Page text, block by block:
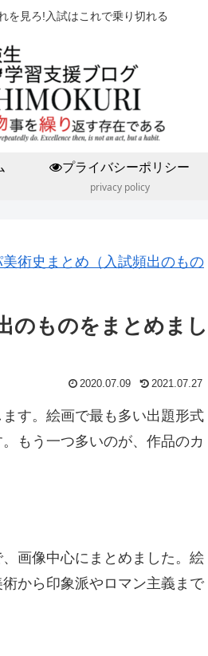
を見ろ!入試はこれで乗り切れる
プライバシーポリシー
privacy policy
術史まとめ（入試頻出のもの
のものをまとめまし
2020.07.09 2021.07.27
す。絵画で最も多い出題形式
もう一つ多いのが、作品のカ
画像中心にまとめました。絵
から印象派やロマン主義まで